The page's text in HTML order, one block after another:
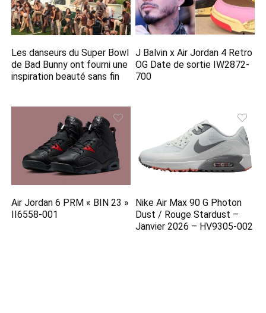
Les danseurs du Super Bowl
de Bad Bunny ont fourni une
inspiration beauté sans fin
J Balvin x Air Jordan 4 Retro
OG Date de sortie IW2872-
700
Air Jordan 6 PRM « BIN 23 »
II6558-001
Nike Air Max 90 G Photon
Dust / Rouge Stardust –
Janvier 2026 – HV9305-002